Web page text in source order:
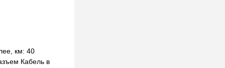
км: 40
Кабель в